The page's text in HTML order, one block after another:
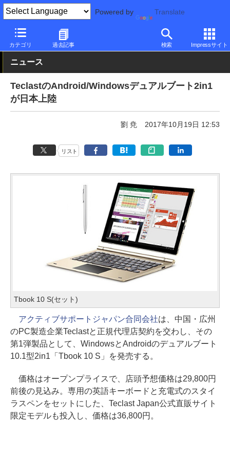
Powered by Translate
カテゴリ 過去記事 検索 Impressサイト
PC Watch パソコン/タブレット/スマートフォン その他
ニュース
TeclastのAndroid/Windowsデュアルブート2in1
が日本上陸
劉 尭 2017年10月19日 12:53
リスト
Tbook 10 S(セット)
アクティブサポートジャパン合同会社は、中国・広州
のPC製造企業Teclastと正規代理店契約を交わし、その
第1弾製品として、WindowsとAndroidのデュアルブート
10.1型2in1「Tbook 10 S」を発売する。
価格はオープンプライスで、店頭予想価格は29,800円
前後の見込み。専用の英語キーボードと充電式のスタイ
ラスペンをセットにした、Teclast Japan公式直販サイト
限定モデルも投入し、価格は36,800円。